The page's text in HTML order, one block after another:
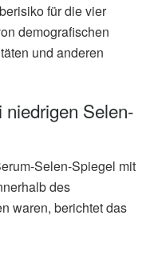
für die vier
demografischen
und anderen
niedrigen Selen-
Selen-Spiegel mit
des
waren, berichtet das